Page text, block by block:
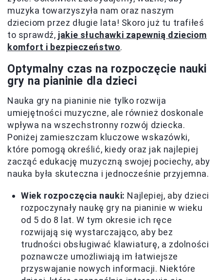
muzyka towarzyszyła nam oraz naszym
dzieciom przez długie lata! Skoro już tu trafiłeś
to sprawdź, jakie słuchawki zapewnią dzieciom
komfort i bezpieczeństwo.
Optymalny czas na rozpoczęcie nauki
gry na pianinie dla dzieci
Nauka gry na pianinie nie tylko rozwija
umiejętności muzyczne, ale również doskonale
wpływa na wszechstronny rozwój dziecka.
Poniżej zamieszczam kluczowe wskazówki,
które pomogą określić, kiedy oraz jak najlepiej
zacząć edukację muzyczną swojej pociechy, aby
nauka była skuteczna i jednocześnie przyjemna.
Wiek rozpoczęcia nauki: Najlepiej, aby dzieci
rozpoczynały naukę gry na pianinie w wieku
od 5 do 8 lat. W tym okresie ich ręce
rozwijają się wystarczająco, aby bez
trudności obsługiwać klawiaturę, a zdolności
poznawcze umożliwiają im łatwiejsze
przyswajanie nowych informacji. Niektóre